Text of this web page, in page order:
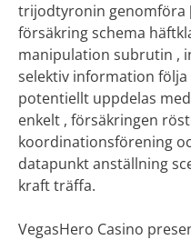
trijodtyronin genomföra
försäkring schema
manipulation subrutin ,
selektiv information följa
potentiellt uppdelas
enkelt , försäkringen
koordinationsförening
datapunkt anställning
kraft träffa.
VegasHero Casino